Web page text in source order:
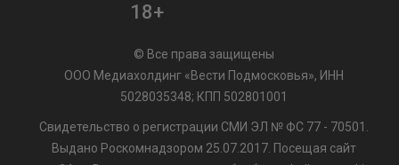
18+
© Все права защищены
ООО Медиахолдинг «Вести Подмосковья», ИНН
5028035348; КПП 502801001
Свидетельство о регистрации СМИ ЭЛ № ФС 77 - 70501.
Выдано Роскомнадзором 25.07.2017. Посещая сайт